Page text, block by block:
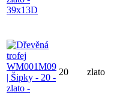
20 zlato